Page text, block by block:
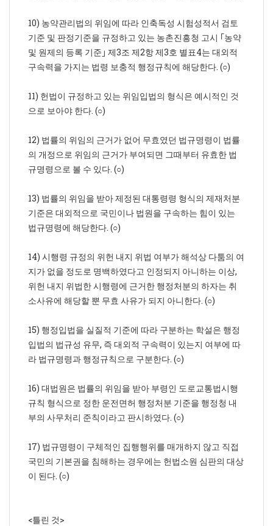
10) 농약관리법의 위임에 따라 인축독성 시험성적서 검토
기준 및 판정기준을 규정하고 있는 농촌진흥청 고시 ｢농약
및 원제의 등록 기준｣ 제3조 제2항 제3호 별표4는 대외적
구속력을 가지는 법령 보충적 행정규칙에 해당한다. (○)
11) 헌법이 규정하고 있는 위임입법의 형식은 예시적인 것
으로 보아야 한다. (○)
12) 법률의 위임의 근거가 없어 무효였던 법규명령이 법률
의 개정으로 위임의 근거가 부여되면 그때부터 유효한 법
규명령으로 볼 수 있다. (○)
13) 법률의 위임을 받아 제정된 대통령령 형식의 제재처분
기준은 대외적으로 국민이나 법원을 구속하는 힘이 있는
법규명령에 해당한다. (○)
14) 시행령 규정의 위헌 내지 위법 여부가 해석상 다툼의 여
지가 없을 정도로 명백하였다고 인정되지 아니하는 이상,
위헌 내지 위법한 시행령에 근거한 행정처분의 하자는 취
소사유에 해당할 뿐 무효 사유가 되지 아니한다. (○)
15) 행정입법을 실질적 기준에 따라 구분하는 학설은 행정
입법의 법규성 유무, 즉 대외적 구속력이 있는지 여부에 따
라 법규명령과 행정규칙으로 구분한다. (○)
16) 대법원은 법률의 위임을 받아 부령인 도로교통법시행
규칙 형식으로 정한 운전면허 행정처분 기준을 행정청 내
부의 사무처리 준칙이라고 판시하였다. (○)
17) 법규명령이 구체적인 집행행위를 매개하지 않고 직접
국민의 기본권을 침해하는 경우에는 헌법소원 심판의 대상
이 된다. (○)
<틀린 것>